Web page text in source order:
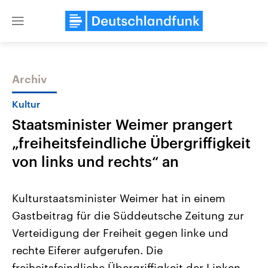
Close
Themen
2026
Alle Informationen
Sachsen-Anhalt wählt am 6.
September 2026 einen neuen
Landtag. Seit 2021 wird das
Bundesland von einer Koalition aus
Aktuelle Beiträge,
Hintergründe
Wirtschaftlich und
gehören die Vereinigten
den mächtigsten Ländern
mit großem Einfluss auf
Archiv
Kultur
Staatsminister Weimer prangert
„freiheitsfeindliche Übergriffigkeit
von links und rechts“ an
Kulturstaatsminister Weimer hat in einem
Gastbeitrag für die Süddeutsche Zeitung zur
Verteidigung der Freiheit gegen linke und
rechte Eiferer aufgerufen. Die